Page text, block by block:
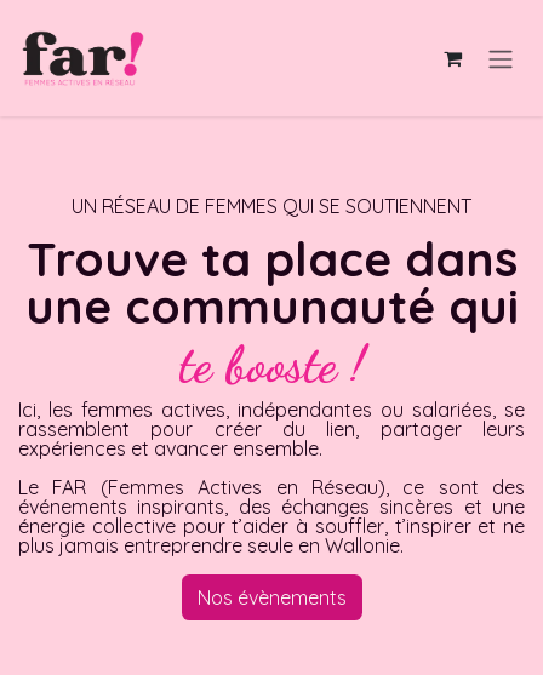
UN RÉSEAU DE FEMMES QUI SE SOUTIENNENT
Trouve ta place dans
une communauté qui
te booste !
Ici, les femmes actives, indépendantes ou salariées, se
rassemblent pour créer du lien, partager leurs
expériences et avancer ensemble.
Le FAR (Femmes Actives en Réseau), ce sont des
événements inspirants, des échanges sincères et une
énergie collective pour t’aider à souffler, t’inspirer et ne
plus jamais entreprendre seule en Wallonie.
Nos évènements